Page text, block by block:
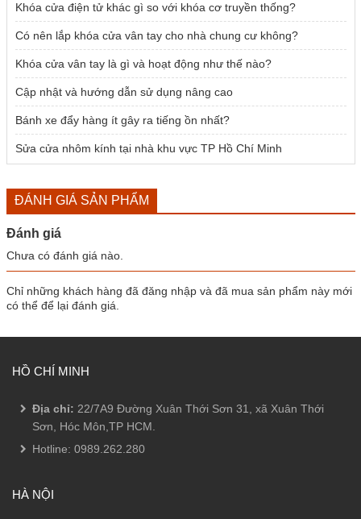
Khóa cửa điện tử khác gì so với khóa cơ truyền thống?
Có nên lắp khóa cửa vân tay cho nhà chung cư không?
Khóa cửa vân tay là gì và hoạt động như thế nào?
Cập nhật và hướng dẫn sử dụng nâng cao
Bánh xe đẩy hàng ít gây ra tiếng ồn nhất?
Sửa cửa nhôm kính tại nhà khu vực TP Hồ Chí Minh
ĐÁNH GIÁ SẢN PHẨM
Đánh giá
Chưa có đánh giá nào.
Chỉ những khách hàng đã đăng nhập và đã mua sản phẩm này mới
có thể để lại đánh giá.
HỒ CHÍ MINH
Địa chỉ: 22/7A9 Đường Xuân Thới Sơn 31, xã Xuân Thới
Sơn, Hóc Môn,TP HCM.
Hotline: 0989.262.280
HÀ NỘI